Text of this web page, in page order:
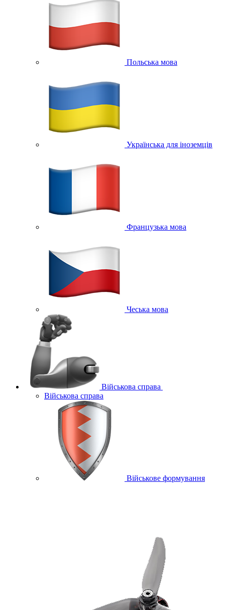
Польська мова
Українська для іноземців
Французька мова
Чеська мова
Військова справа
Військова справа
Військове формування